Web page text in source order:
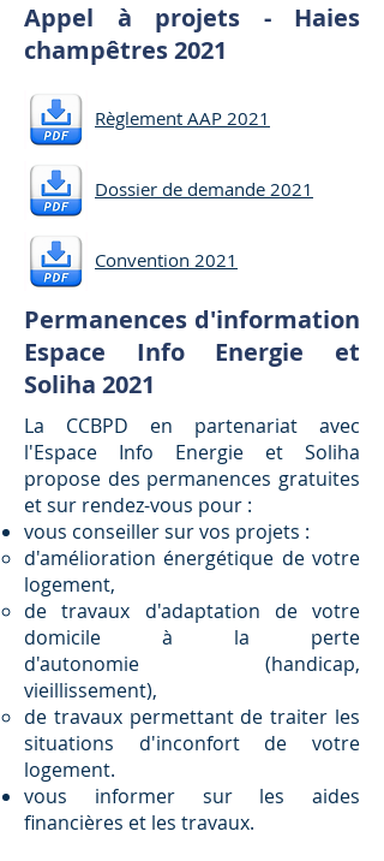
Appel à projets - Haies
champêtres 2021
Règlement AAP 2021
Dossier de demande 2021
Convention 2021
Permanences d'information
Espace Info Energie et
Soliha 2021
La CCBPD en partenariat avec
l'Espace Info Energie et Soliha
propose des permanences gratuites
et sur rendez-vous pour :
vous conseiller sur vos projets :
d'amélioration énergétique de votre
logement,
de travaux d'adaptation de votre
domicile à la perte
d'autonomie (handicap,
vieillissement),
de travaux permettant de traiter les
situations d'inconfort de votre
logement.
vous informer sur les aides
financières et les travaux​.